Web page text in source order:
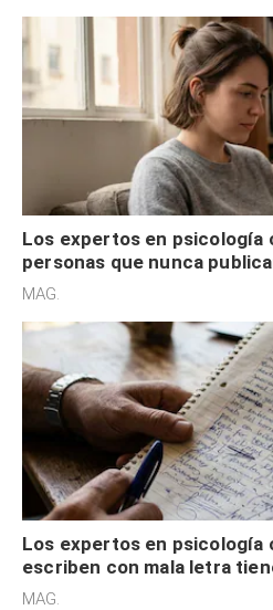
Los expertos en psicología
personas que nunca
redes sociales no
MAG.
Los expertos en psicología
escriben con mala letra
acelerado y no lo hacen por
MAG.